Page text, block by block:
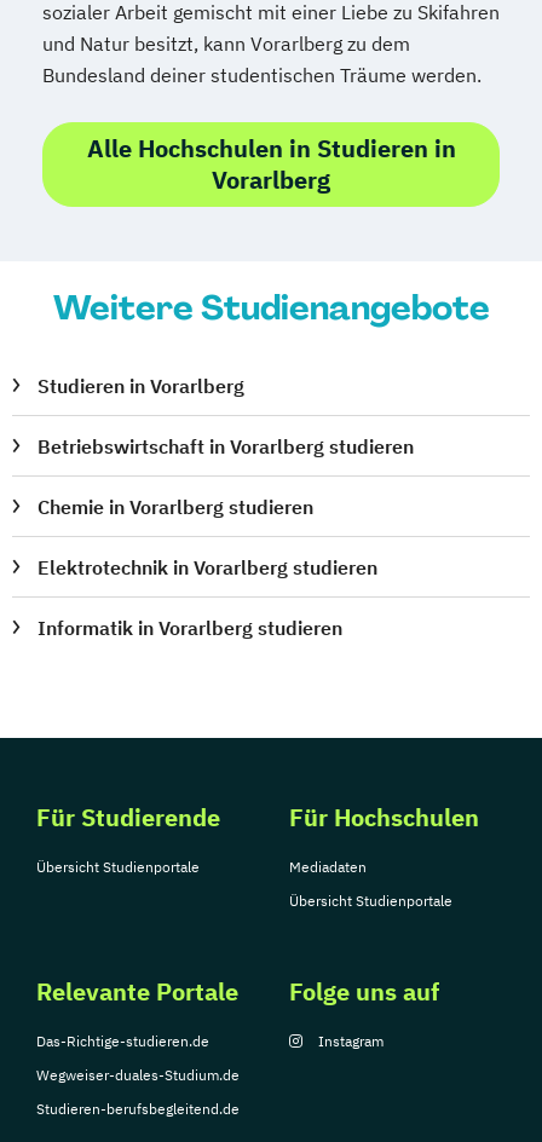
sozialer Arbeit gemischt mit einer Liebe zu Skifahren
und Natur besitzt, kann Vorarlberg zu dem
Bundesland deiner studentischen Träume werden.
Alle Hochschulen in Studieren in
Vorarlberg
Weitere Studienangebote
Studieren in Vorarlberg
Betriebswirtschaft in Vorarlberg studieren
Chemie in Vorarlberg studieren
Elektrotechnik in Vorarlberg studieren
Informatik in Vorarlberg studieren
Für Studierende
Übersicht Studienportale
Für Hochschulen
Mediadaten
Übersicht Studienportale
Relevante Portale
Das-Richtige-studieren.de
Wegweiser-duales-Studium.de
Studieren-berufsbegleitend.de
Folge uns auf
Instagram